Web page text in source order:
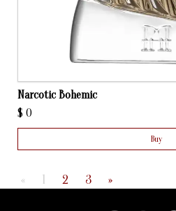
Narcotic Bohemic
$ 0
Buy
« 1 2 3 »